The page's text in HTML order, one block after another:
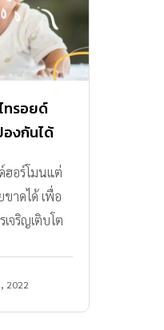
ทรอยด์
องกันได้
ฮอร์โมนแต่
ขาดได้ เพื่อ
จริญเติบโต
2022